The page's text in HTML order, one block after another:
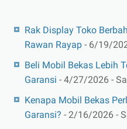
Rak Display Toko
Rawan Rayap - 6/19/
Beli Mobil Bekas Lebih
Garansi - 4/27/2026 -
Kenapa Mobil Bekas
Garansi? - 2/16/2026 -